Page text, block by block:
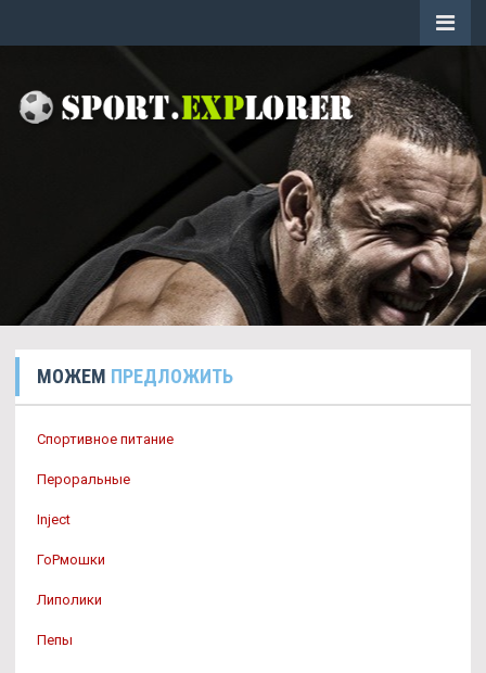
МОЖЕМ ПРЕДЛОЖИТЬ
Спортивное питание
Пероральные
Inject
ГоРмошки
Липолики
Пепы